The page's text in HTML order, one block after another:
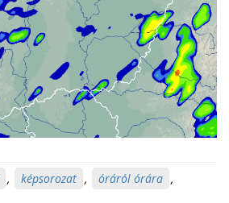
, képsorozat , óráról órára ,